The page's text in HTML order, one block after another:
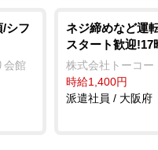
シフ
会館
ネジ締めなど運
スタート歓迎
株式会社トーコー
時給1,400円
派遣社員 / 大阪府